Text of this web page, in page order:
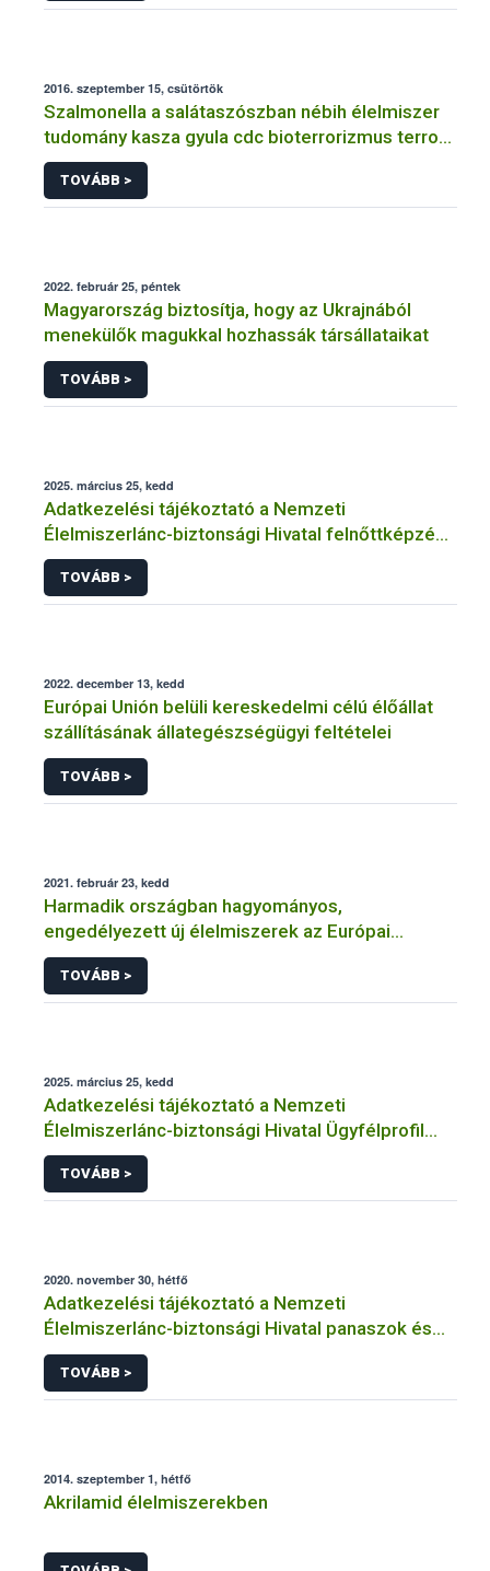
2016. szeptember 15, csütörtök
Szalmonella a salátaszószban nébih élelmiszer
tudomány kasza gyula cdc bioterrorizmus terror
lépfene
TOVÁBB >
2022. február 25, péntek
Magyarország biztosítja, hogy az Ukrajnából
menekülők magukkal hozhassák társállataikat
TOVÁBB >
2025. március 25, kedd
Adatkezelési tájékoztató a Nemzeti
Élelmiszerlánc-biztonsági Hivatal felnőttképzési
tevékenységéhez kapcsolódó adatkezeléséhez
TOVÁBB >
2022. december 13, kedd
Európai Unión belüli kereskedelmi célú élőállat
szállításának állategészségügyi feltételei
TOVÁBB >
2021. február 23, kedd
Harmadik országban hagyományos,
engedélyezett új élelmiszerek az Európai
Unióban
TOVÁBB >
2025. március 25, kedd
Adatkezelési tájékoztató a Nemzeti
Élelmiszerlánc-biztonsági Hivatal Ügyfélprofil
Rendszerben kistermelői tevékenység
témakörben intézhető közhatalmi eljárásaihoz
kapcsolódó adatkezeléséhez
TOVÁBB >
2020. november 30, hétfő
Adatkezelési tájékoztató a Nemzeti
Élelmiszerlánc-biztonsági Hivatal panaszok és
közérdekű bejelentések kezeléséhez
kapcsolódó adatkezeléséhez
TOVÁBB >
2014. szeptember 1, hétfő
Akrilamid élelmiszerekben